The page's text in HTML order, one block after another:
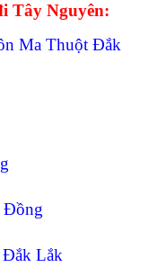
Tây Nguyên:
Ma Thuột Đắk
Đồng
Đắk Lắk